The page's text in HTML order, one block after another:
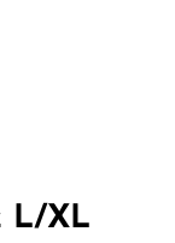
L/XL